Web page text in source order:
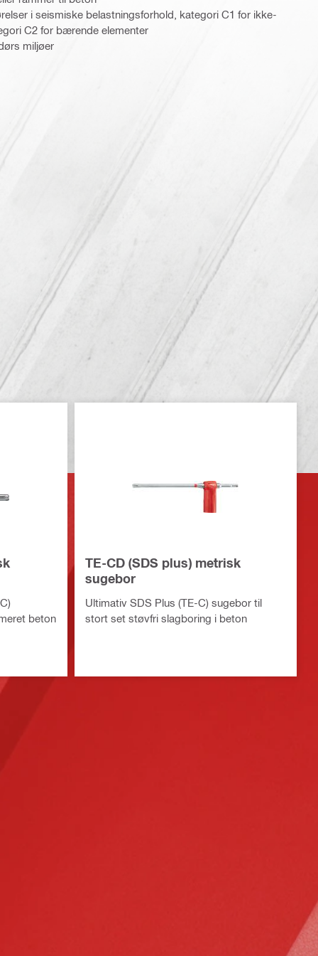
i seismiske belastningsforhold, kategori C1 for ikke-
C2 for bærende elementer
miljøer
beton
TE-CD (SDS plus) metrisk
sugebor
Ultimativ SDS Plus (TE-C) sugebor til
stort set støvfri slagboring i beton